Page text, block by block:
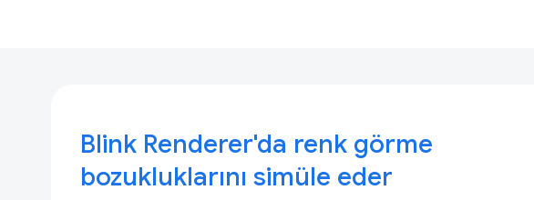
Blink Renderer'da renk görme
bozukluklarını simüle eder